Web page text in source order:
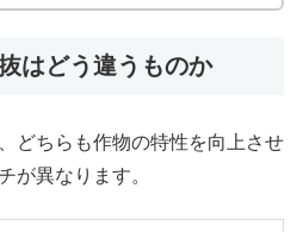
はどう違うものか
どちらも作物の特性を向上させ
が異なります。